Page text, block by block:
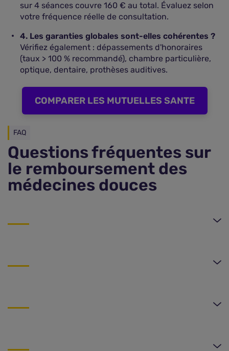
sur 4 séances couvre 160 € au total. Évaluez selon
votre fréquence réelle de consultation.
4. Les garanties globales sont-elles cohérentes ?
Vérifiez également : dépassements d'honoraires
(taux > 100 % recommandé), chambre particulière,
optique, dentaire, prothèses auditives.
COMPARER LES MUTUELLES SANTE
FAQ
Questions fréquentes sur
le remboursement des
médecines douces